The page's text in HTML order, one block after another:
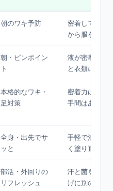
朝のワキ予防
密着して持続
から服を着る
朝・ピンポイン
ト
液が密着。乾
と衣類に付く
本格的なワキ・
足対策
密着力は最強
手間はある
全身・出先でサ
ッと
手軽で清涼感
く塗り直し前
部活・外回りの
リフレッシュ
汗と菌を拭き
げに別の剤型